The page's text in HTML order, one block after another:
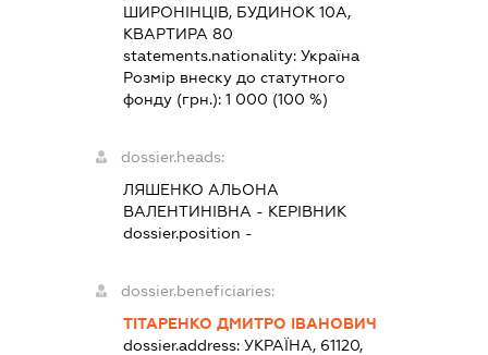
ШИРОНІНЦІВ, БУДИНОК 10А,
КВАРТИРА 80
statements.nationality: Україна
Розмір внеску до статутного
фонду (грн.): 1 000 (100 %)
dossier.heads:
ЛЯШЕНКО АЛЬОНА
ВАЛЕНТИНІВНА - КЕРІВНИК
dossier.position -
dossier.beneficiaries:
ТІТАРЕНКО ДМИТРО ІВАНОВИЧ
dossier.address: УКРАЇНА, 61120,